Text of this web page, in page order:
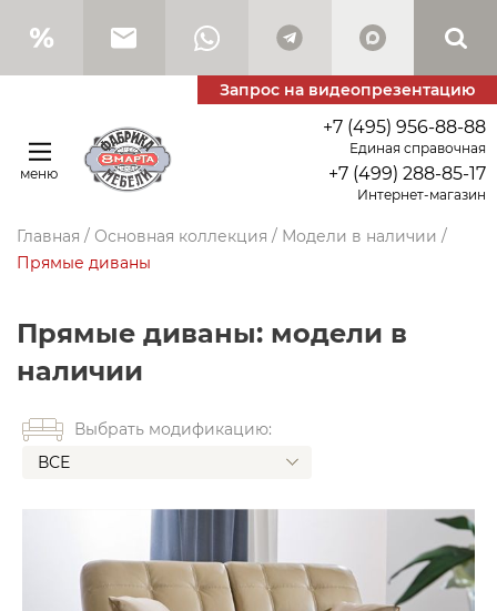
Запрос на видеопрезентацию
меню
+7 (495) 956-88-88
Единая справочная
+7 (499) 288-85-17
Интернет-магазин
Главная / Основная коллекция / Модели в наличии /
Прямые диваны
Прямые диваны: модели в
наличии
Выбрать модификацию:
ВСЕ